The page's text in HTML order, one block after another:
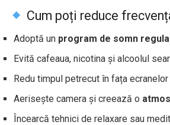
Cum poți reduce
Adoptă un program de somn
Evită cafeaua, nicotina și alcoolul
Redu timpul petrecut în fața
Aerisește camera și creează o
Încearcă tehnici de relaxare sau